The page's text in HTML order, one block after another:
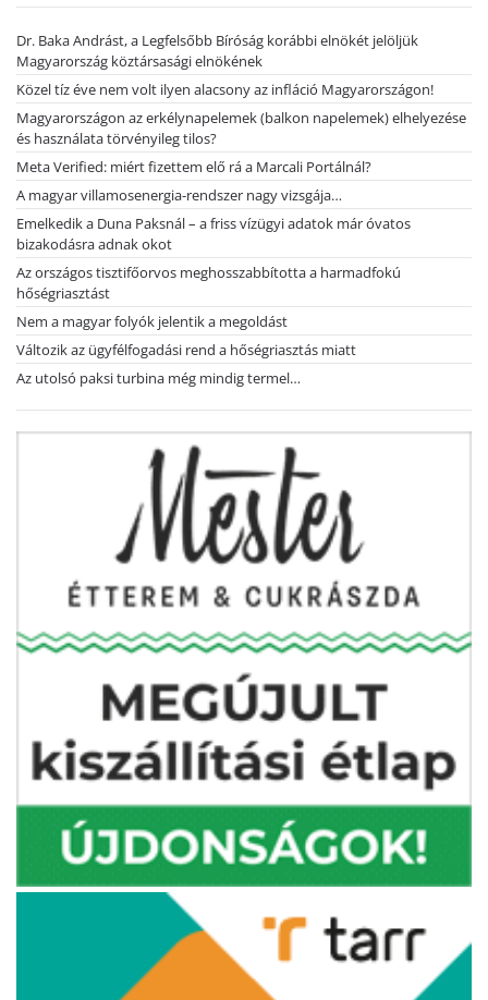
Dr. Baka Andrást, a Legfelsőbb Bíróság korábbi elnökét jelöljük
Magyarország köztársasági elnökének
Közel tíz éve nem volt ilyen alacsony az infláció Magyarországon!
Magyarországon az erkélynapelemek (balkon napelemek) elhelyezése
és használata törvényileg tilos?
Meta Verified: miért fizettem elő rá a Marcali Portálnál?
A magyar villamosenergia-rendszer nagy vizsgája…
Emelkedik a Duna Paksnál – a friss vízügyi adatok már óvatos
bizakodásra adnak okot
Az országos tisztifőorvos meghosszabbította a harmadfokú
hőségriasztást
Nem a magyar folyók jelentik a megoldást
Változik az ügyfélfogadási rend a hőségriasztás miatt
Az utolsó paksi turbina még mindig termel…